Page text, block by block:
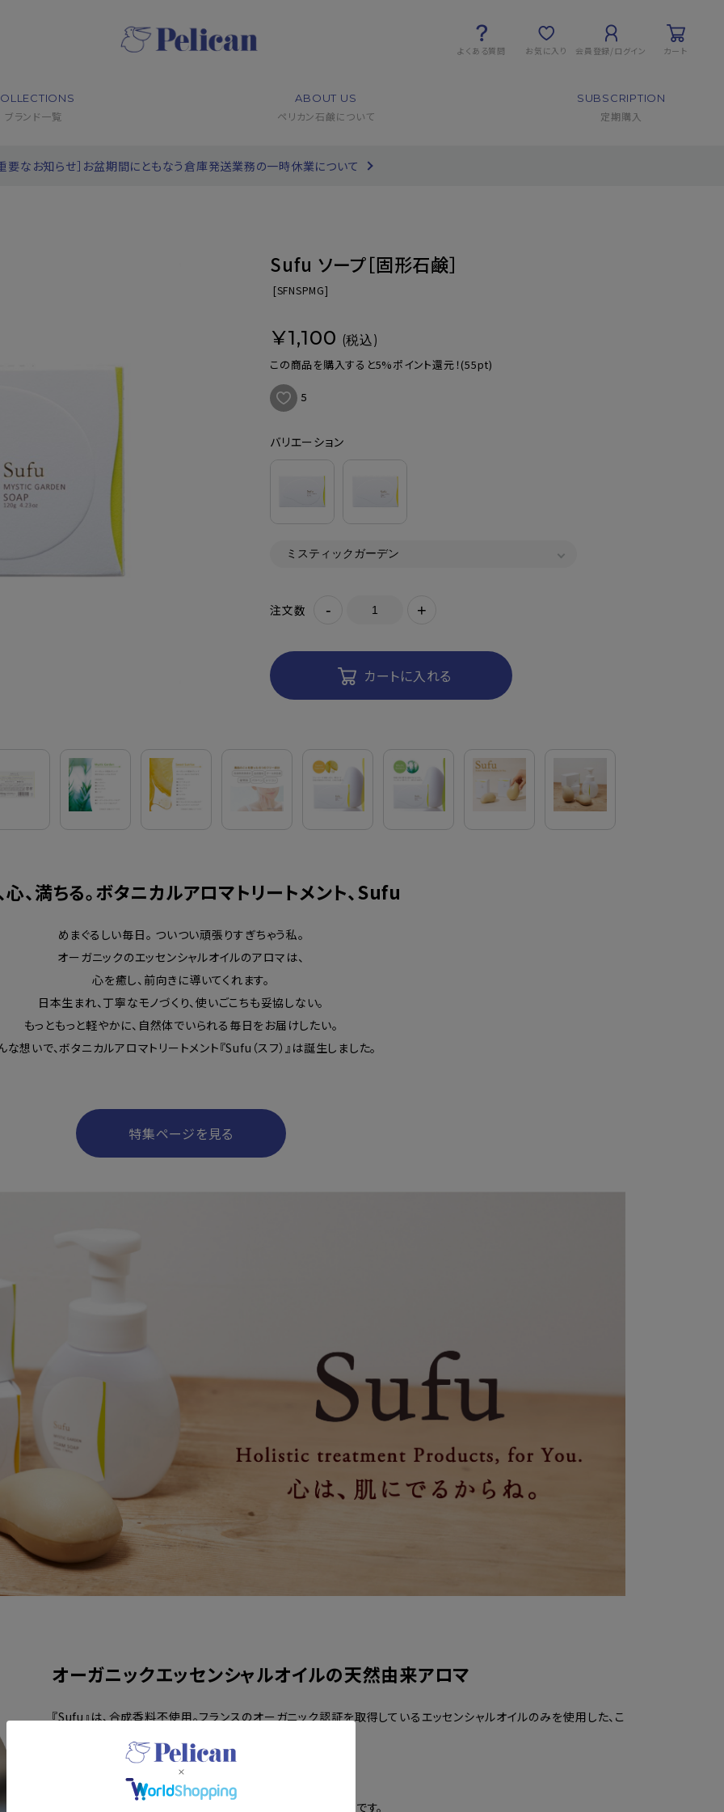
よくある質問 お気に入り 会員登録/ログイン カート
ブランド一覧
ABOUT US
ペリカン石鹸について
SUBSCRIPTION
定期購入
要なお知らせ］お盆期間にともなう倉庫発送業務の一時休業について
Sufu ソープ［固形石鹸］
[SFNSPMG]
¥1,100 (税込)
この商品を購入すると5%ポイント還元！(55pt)
5
バリエーション
注文数 - +
カートに入れる
心、満ちる。ボタニカルアロマトリートメント、Sufu
めまぐるしい毎日。 ついつい頑張りすぎちゃう私。
オーガニックのエッセンシャルオイルのアロマは、
心を癒し、前向きに導いてくれます。
日本生まれ、丁寧なモノづくり、使いごこちも妥協しない。
もっともっと軽やかに、自然体でいられる毎日をお届けしたい。
な想いで、ボタニカルアロマトリートメント『Sufu（スフ）』は誕生しました。
特集ページを見る
オーガニックエッセンシャルオイルの天然由来アロマ
『Sufu』は、合成香料不使用。フランスのオーガニック認証を取得しているエッセンシャルオイルのみを使用した、こ
だわりのボタニカルアロマをお届けします。
毎日のボディケアで、素肌はもちろん、心までキレイに。
ホリスティックに美しさをケアしていく。それが、私たちの願いです。